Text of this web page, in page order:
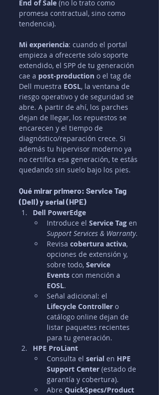
End of Sale (no lo trato como
promesa contractual, sino como
tendencia).
Mi experiencia: cuando el portal
empieza a ofrecerte solo soporte
extendido, el SPP de tu generación
cae a post-production o el tag de
Dell muestra EOSL, la ventana de
riesgo operativo y de seguridad se
abre. A partir de ahí, los parches
dejan de llegar, los repuestos se
encarecen y el tiempo de
diagnóstico/reparación crece. Si
además tu hipervisor moderno ya
no certifica esa generación, te estás
quedando sin suelo bajo los pies.
Qué mirar primero: Service Tag
(Dell) y serial (HPE)
Dell PowerEdge
Introduce el Service Tag en
Support Services & Warranty.
Revisa cobertura activa,
opciones de extensión y,
sobre todo, Service
Events con mención a
EOSL.
Señal adicional: el
Lifecycle Controller o
catálogo online dejan de
listar paquetes recientes
para tu generación.
HPE ProLiant
Consulta el serial en HPE
Support Center (estado de
garantía y cobertura).
Abre QuickSpecs/Product